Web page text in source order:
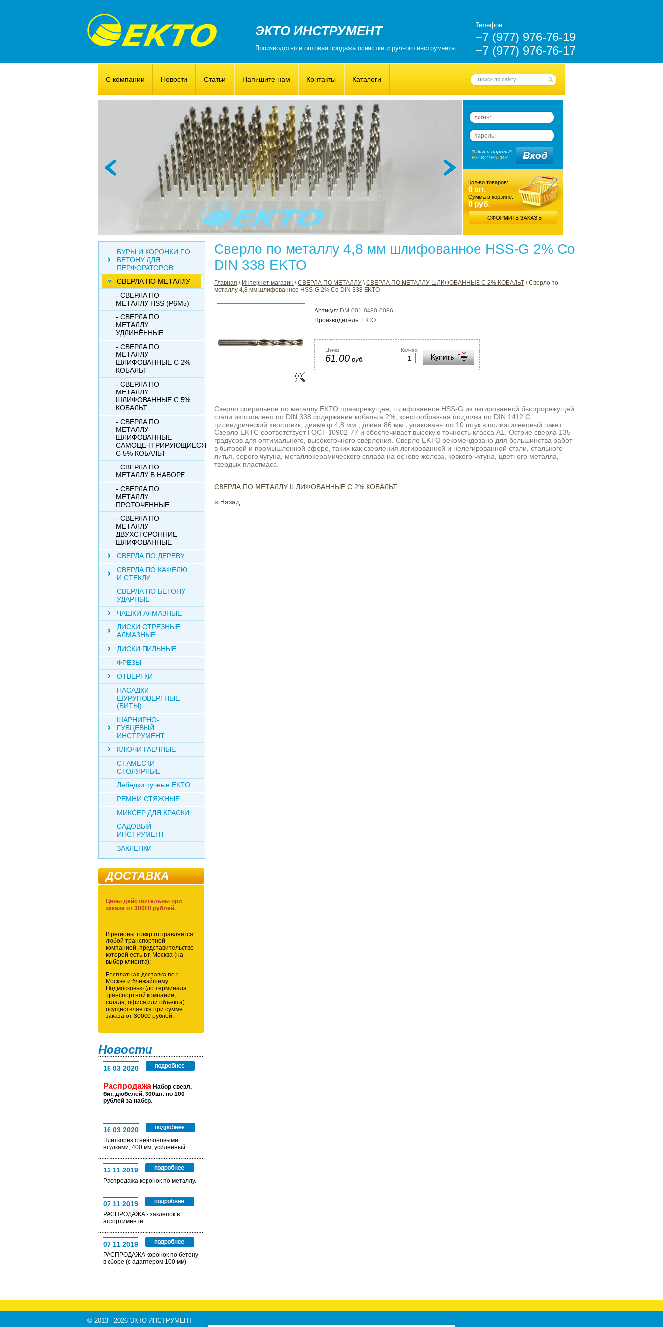
ЭКТО ИНСТРУМЕНТ
Производство и оптовая продажа оснастки и ручного инструмента
Телефон:
+7 (977) 976-76-19
+7 (977) 976-76-17
О компании Новости Статьи Напишите нам Контакты Каталоги
Забыли пароль?
РЕГИСТРАЦИЯ
Кол-во товаров:
0 шт.
Сумма в корзине:
0руб.
Сверло по металлу 4,8 мм шлифованное HSS-G 2% Co
DIN 338 EKTO
Главная \ Интернет магазин \СВЕРЛА ПО МЕТАЛЛУ \СВЕРЛА ПО МЕТАЛЛУ ШЛИФОВАННЫЕ С 2% КОБАЛЬТ \ Сверло по
металлу 4,8 мм шлифованное HSS-G 2% Co DIN 338 EKTO
Артикул: DM-001-0480-0086
Производитель: ЕКТО
Кол-во:
Цена:
61.00 руб.
Сверло спиральное по металлу EKTO праворежущее, шлифованное HSS-G из легированной быстрорежущей
стали изготовлено по DIN 338 содержание кобальта 2%, крестообразная подточка по DIN 1412 C
цилиндрический хвостовик, диаметр 4,8 мм., длина 86 мм., упакованы по 10 штук в полиэтиленовый пакет.
Сверло EKTO соответствует ГОСТ 10902-77 и обеспечивает высокую точность класса А1. Острие сверла 135
градусов для оптимального, высокоточного сверления. Сверло EKTO рекомендовано для большинства работ
в бытовой и промышленной сфере, таких как сверления легированной и нелегированной стали, стального
литья, серого чугуна, металлокерамического сплава на основе железа, ковкого чугуна, цветного металла,
твердых пластмасс.
СВЕРЛА ПО МЕТАЛЛУ ШЛИФОВАННЫЕ С 2% КОБАЛЬТ
« Назад
БУРЫ И КОРОНКИ ПО
БЕТОНУ ДЛЯ
ПЕРФОРАТОРОВ
СВЕРЛА ПО МЕТАЛЛУ
- СВЕРЛА ПО
МЕТАЛЛУ HSS (Р6М5)
- СВЕРЛА ПО
МЕТАЛЛУ
УДЛИНЁННЫЕ
- СВЕРЛА ПО
МЕТАЛЛУ
ШЛИФОВАННЫЕ С 2%
КОБАЛЬТ
- СВЕРЛА ПО
МЕТАЛЛУ
ШЛИФОВАННЫЕ С 5%
КОБАЛЬТ
- СВЕРЛА ПО
МЕТАЛЛУ
ШЛИФОВАННЫЕ
САМОЦЕНТРИРУЮЩИЕСЯ
С 5% КОБАЛЬТ
- СВЕРЛА ПО
МЕТАЛЛУ В НАБОРЕ
- СВЕРЛА ПО
МЕТАЛЛУ
ПРОТОЧЕННЫЕ
- СВЕРЛА ПО
МЕТАЛЛУ
ДВУХСТОРОННИЕ
ШЛИФОВАННЫЕ
СВЕРЛА ПО ДЕРЕВУ
СВЕРЛА ПО КАФЕЛЮ
И СТЕКЛУ
СВЕРЛА ПО БЕТОНУ
УДАРНЫЕ
ЧАШКИ АЛМАЗНЫЕ
ДИСКИ ОТРЕЗНЫЕ
АЛМАЗНЫЕ
ДИСКИ ПИЛЬНЫЕ
ФРЕЗЫ
ОТВЕРТКИ
НАСАДКИ
ШУРУПОВЕРТНЫЕ
(БИТЫ)
ШАРНИРНО-
ГУБЦЕВЫЙ
ИНСТРУМЕНТ
КЛЮЧИ ГАЕЧНЫЕ
СТАМЕСКИ
СТОЛЯРНЫЕ
Лебедки ручные EKTO
РЕМНИ СТЯЖНЫЕ
МИКСЕР ДЛЯ КРАСКИ
САДОВЫЙ
ИНСТРУМЕНТ
ЗАКЛЕПКИ
ДОСТАВКА
Цены действительны при
заказе от 30000 рублей.
В регионы товар отправляется
любой транспортной
компанией, представительство
которой есть в г. Москва (на
выбор клиента);
Бесплатная доставка по г.
Москве и ближайшему
Подмосковью (до терминала
транспортной компании,
склада, офиса или объекта)
осуществляется при сумме
заказа от 30000 рублей.
Новости
16 03 2020
Распродажа Набор сверл,
бит, дюбелей, 300шт. по 100
рублей за набор.
16 03 2020
Плиткорез с нейлоновыми
втулками, 400 мм, усиленный
12 11 2019
Распродажа коронок по металлу.
07 11 2019
РАСПРОДАЖА - заклепок в
ассортименте.
07 11 2019
РАСПРОДАЖА коронок по бетону
в сборе (с адаптером 100 мм)
© 2013 - 2026 ЭКТО ИНСТРУМЕНТ